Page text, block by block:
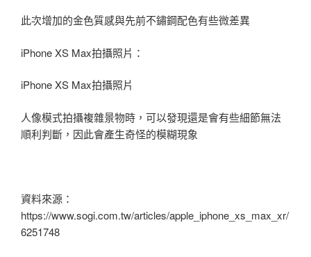
此次增加的金色質感與先前不鏽鋼配色有些微差異
iPhone XS Max拍攝照片：
iPhone XS Max拍攝照片
人像模式拍攝複雜景物時，可以發現還是會有些細節無法
順利判斷，因此會產生奇怪的模糊現象
資料來源：
https://www.sogi.com.tw/articles/apple_iphone_xs_max_xr/
6251748